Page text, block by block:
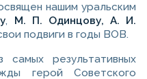
нашим уральским
, М. П. Одинцову, А. И.
подвиги в годы ВОВ.
результативных
герой Советского